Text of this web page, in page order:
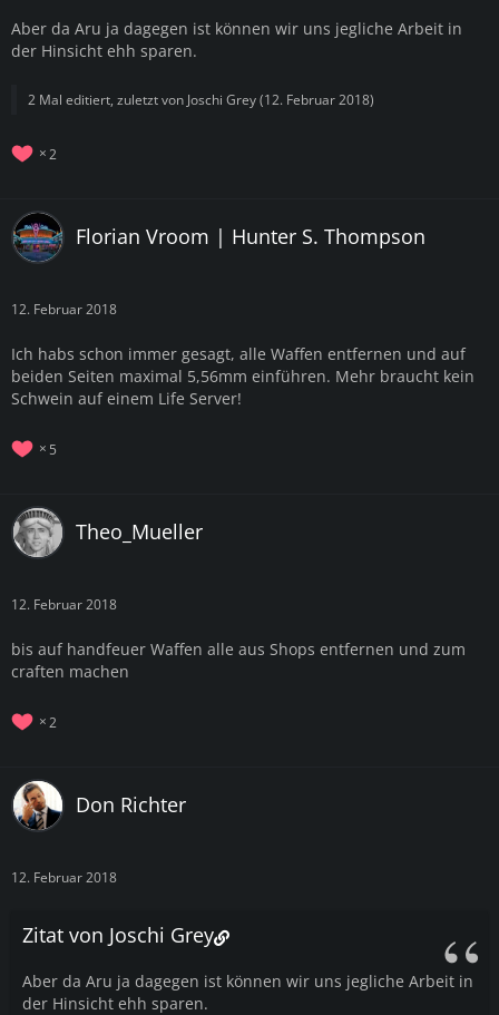
Aber da Aru ja dagegen ist können wir uns jegliche Arbeit in
der Hinsicht ehh sparen.
2 Mal editiert, zuletzt von Joschi Grey(12. Februar 2018)
2
Florian Vroom | Hunter S. Thompson
12. Februar 2018
Ich habs schon immer gesagt, alle Waffen entfernen und auf
beiden Seiten maximal 5,56mm einführen. Mehr braucht kein
Schwein auf einem Life Server!
5
Theo_Mueller
12. Februar 2018
bis auf handfeuer Waffen alle aus Shops entfernen und zum
craften machen
2
Don Richter
12. Februar 2018
Zitat von Joschi Grey
Aber da Aru ja dagegen ist können wir uns jegliche Arbeit in
der Hinsicht ehh sparen.